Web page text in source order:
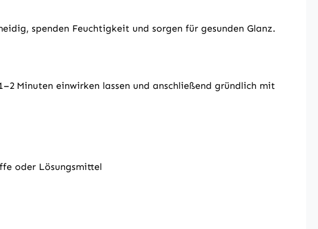
spenden Feuchtigkeit und sorgen für gesunden Glanz.
Minuten einwirken lassen und anschließend gründlich mit
oder Lösungsmittel